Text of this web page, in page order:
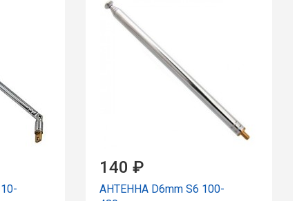
140 ₽
АНТЕННА D6mm S6 100-